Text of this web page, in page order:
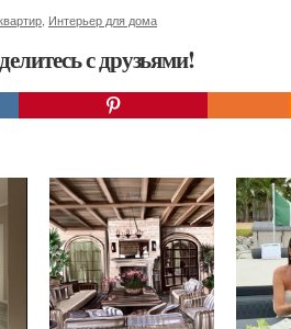
Интерьер для дома
с друзьями!